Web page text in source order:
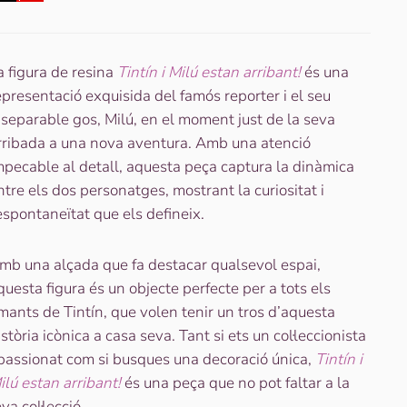
figura de resina Tintín i Milú estan arribant!és una
exquisida del famós reporter i el seu
gos, Milú, en el moment just de la seva
a una nova aventura. Amb una atenció
al detall, aquesta peça captura la dinàmica
els dos personatges, mostrant la curiositat i
que els defineix.
una alçada que fa destacar qualsevol espai,
figura és un objecte perfecte per a tots els
de Tintín, que volen tenir un tros d’aquesta
icònica a casa seva. Tant si ets un col·leccionista
com si busques una decoració única, Tintín i
estan arribant!és una peça que no pot faltar a la